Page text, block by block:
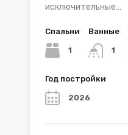
исключительные…
Спальни
1
Ванные
1
Год постройки
2026